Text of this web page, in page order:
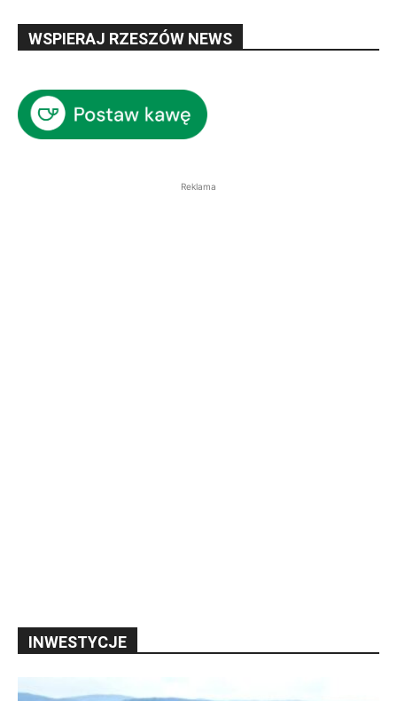
WSPIERAJ RZESZÓW NEWS
Reklama
INWESTYCJE